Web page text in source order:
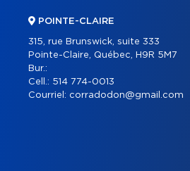
POINTE-CLAIRE
315, rue Brunswick, suite 333
Pointe-Claire, Québec, H9R 5M7
Bur.:
Cell.: 514 774-0013
Courriel: corradodon@gmail.com